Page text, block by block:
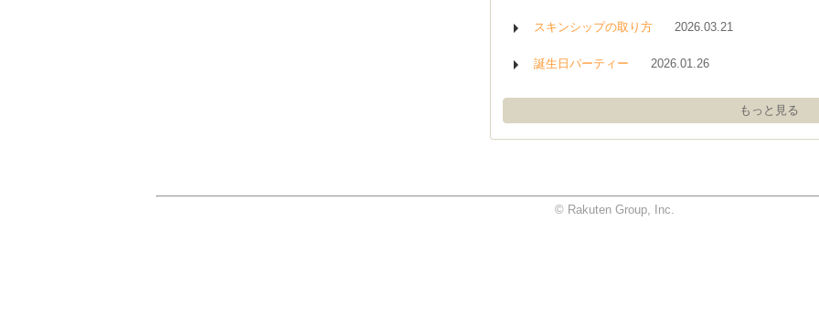
スキンシップの取り方 2026.03.21
誕生日パーティー 2026.01.26
もっと見る
© Rakuten Group, Inc.